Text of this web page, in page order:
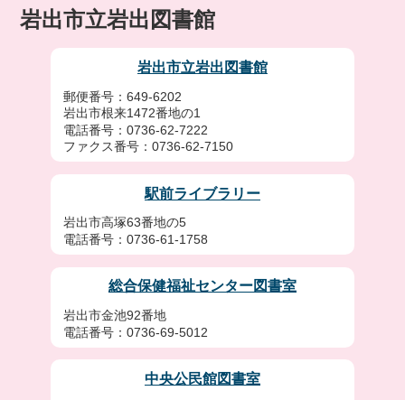
岩出市立岩出図書館
岩出市立岩出図書館
郵便番号：649-6202
岩出市根来1472番地の1
電話番号：0736-62-7222
ファクス番号：0736-62-7150
駅前ライブラリー
岩出市高塚63番地の5
電話番号：0736-61-1758
総合保健福祉センター図書室
岩出市金池92番地
電話番号：0736-69-5012
中央公民館図書室